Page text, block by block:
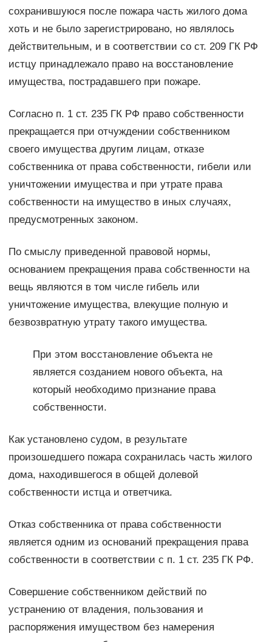
сохранившуюся после пожара часть жилого дома
хоть и не было зарегистрировано, но являлось
действительным, и в соответствии со ст. 209 ГК РФ
истцу принадлежало право на восстановление
имущества, пострадавшего при пожаре.
Согласно п. 1 ст. 235 ГК РФ право собственности
прекращается при отчуждении собственником
своего имущества другим лицам, отказе
собственника от права собственности, гибели или
уничтожении имущества и при утрате права
собственности на имущество в иных случаях,
предусмотренных законом.
По смыслу приведенной правовой нормы,
основанием прекращения права собственности на
вещь являются в том числе гибель или
уничтожение имущества, влекущие полную и
безвозвратную утрату такого имущества.
При этом восстановление объекта не
является созданием нового объекта, на
который необходимо признание права
собственности.
Как установлено судом, в результате
произошедшего пожара сохранилась часть жилого
дома, находившегося в общей долевой
собственности истца и ответчика.
Отказ собственника от права собственности
является одним из оснований прекращения права
собственности в соответствии с п. 1 ст. 235 ГК РФ.
Совершение собственником действий по
устранению от владения, пользования и
распоряжения имуществом без намерения